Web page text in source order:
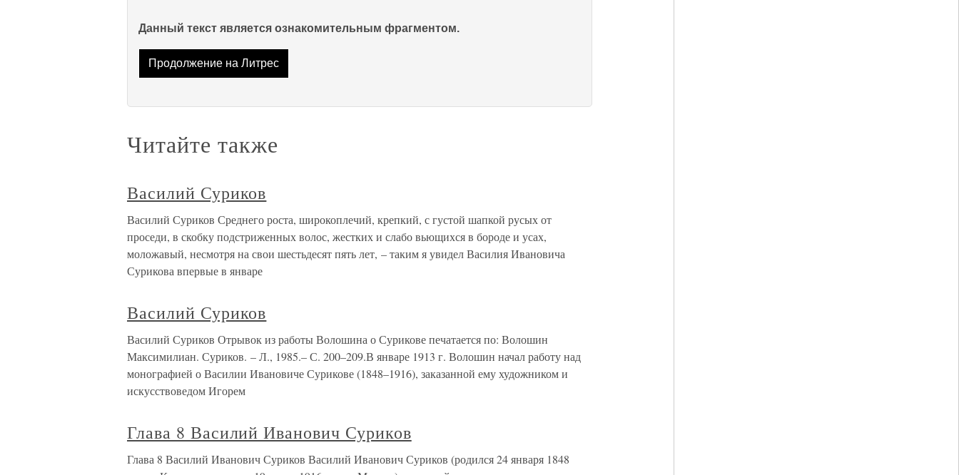
Данный текст является ознакомительным фрагментом.
Продолжение на Литрес
Читайте также
Василий Суриков
Василий Суриков Среднего роста, широкоплечий, крепкий, с густой шапкой русых от
проседи, в скобку подстриженных волос, жестких и слабо вьющихся в бороде и усах,
моложавый, несмотря на свои шестьдесят пять лет, – таким я увидел Василия Ивановича
Сурикова впервые в январе
Василий Суриков
Василий Суриков Отрывок из работы Волошина о Сурикове печатается по: Волошин
Максимилиан. Суриков. – Л., 1985.– С. 200–209.В январе 1913 г. Волошин начал работу над
монографией о Василии Ивановиче Сурикове (1848–1916), заказанной ему художником и
искусствоведом Игорем
Глава 8 Василий Иванович Суриков
Глава 8 Василий Иванович Суриков Василий Иванович Суриков (родился 24 января 1848